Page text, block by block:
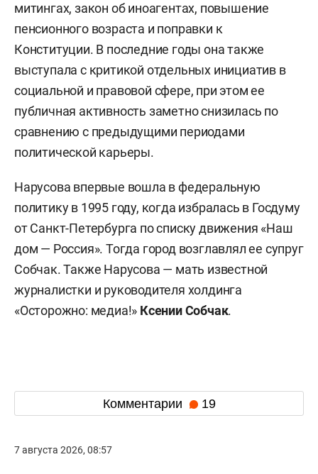
митингах, закон об иноагентах, повышение
пенсионного возраста и поправки к
Конституции. В последние годы она также
выступала с критикой отдельных инициатив в
социальной и правовой сфере, при этом ее
публичная активность заметно снизилась по
сравнению с предыдущими периодами
политической карьеры.
Нарусова впервые вошла в федеральную
политику в 1995 году, когда избралась в Госдуму
от Санкт-Петербурга по списку движения «Наш
дом — Россия». Тогда город возглавлял ее супруг
Собчак. Также Нарусова — мать известной
журналистки и руководителя холдинга
«Осторожно: медиа!» Ксении Собчак.
Комментарии 19
7 августа 2026, 08:57